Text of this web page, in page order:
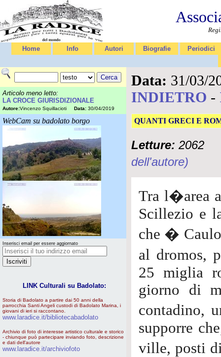
Home Info Autori Biografie Periodici
Articolo meno letto:
LA CROCE GIURISDIZIONALE
Autore:Vincenzo Squillacioti Data: 30/04/2019
WebCam su badolato borgo
Inserisci email per essere aggiornato
LINK Culturali su Badolato:
Storia di Badolato a partire dai 50 anni della
parrocchia Santi Angeli custodi di Badolato Marina, i
giovani di ieri si raccontano.
www.laradice.it/bibliotecabadolato
Archivio di foto di interesse artistico culturale e storico
- chiunque può partecipare inviando foto, descrizione
e dati dell'autore
www.laradice.it/archiviofoto
Data: 31/03/
INDIETRO -
QUANTI GRECI E
Letture: 2062
dell'autore)
Tra l�area
Scillezio e
che �
al dromos,
25 miglia
giorno di
contadino,
supporre
ville, posti